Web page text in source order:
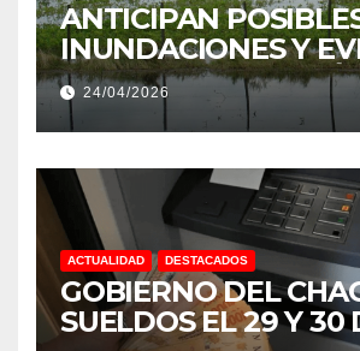
ANTICIPAN
INUNDACIONES Y
EXTREMOS:
NIÑO MUY
24/04/2026
ACTUALIDAD DESTACADOS
GOBIERNO DEL
SUELDOS EL 29 Y 30